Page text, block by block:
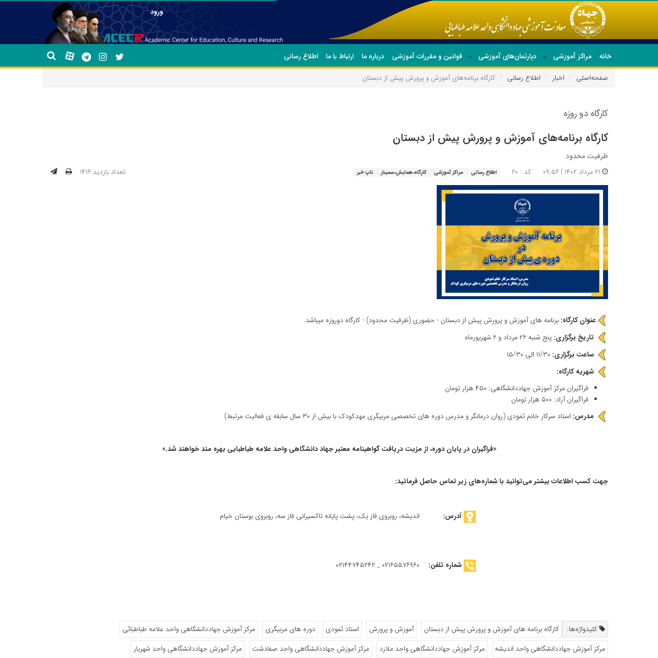
ورود
خانه مراکز آموزشی دپارتمان‌های آموزشی قوانین و مقررات آموزشی درباره ما ارتباط با ما
اطلاع رسانی
صفحه‌اصلی
اخبار اطلاع رسانی کارگاه برنامه‌های آموزش و پرورش پیش از دبستان
کارگاه دو روزه
کارگاه برنامه‌های آموزش و پرورش پیش از دبستان
ظرفیت محدود
کد : ۲۰ اطلاع رسانی مراکز آموزشی کارگاه،همایش،سمینار تاپ خبر تعداد بازدید:۱۴۱۶
عنوان کارگاه: برنامه های آموزش و پرورش پیش از دبستان - حضوری (ظرفیت محدود) - کارگاه دوروزه میباشد.
تاریخ برگزاری: پنج شنبه ۲۶ مرداد و ۲ شهریورماه
ساعت برگزاری:
شهریه کارگاه:
فراگیران مرکز آموزش جهاددانشگاهی: ۴۵۰ هزار تومان
فراگیران آزاد: ۵۰۰ هزار تومان
مدرس: استاد سرکار خانم ثمودی (روان درمانگر و مدرس دوره های تخصصی مربیگری مهدکودک با بیش از ۳۰ سال سابقه ی فعالیت مرتبط)
«فراگیران در پایان دوره، از مزیت دریافت گواهینامه معتبر جهاد دانشگاهی واحد علامه طباطبایی بهره مند خواهند شد.»
جهت کسب اطلاعات بیشتر می‌توانید با شماره‌های زیر تماس حاصل فرمائید:
آدرس: اندیشه، روبروی فاز یک، پشت پایانه تاکسیرانی فاز سه، روبروی بوستان خیام
شماره تلفن: ۰۲۱۶۵۵۷۶۹۶۰ _ ۰۲۱۴۴۷۴۵۲۴۲
کلیدواژه‌ها: کارگاه برنامه های آموزش و پرورش پیش از دبستان آموزش و پرورش استاد ثمودی دوره های مربیگری
مرکز آموزش جهاددانشگاهی واحد علامه طباطبائی
مرکز آموزش جهاددانشگاهی واحد اندیشه
مرکز آموزش جهاددانشگاهی واحد ملارد مرکز آموزش جهاددانشگاهی واحد صفادشت مرکز آموزش جهاددانشگاهی واحد شهریار